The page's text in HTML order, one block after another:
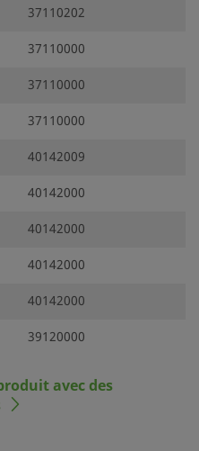
37110202
37110000
37110000
37110000
40142009
40142000
40142000
40142000
40142000
39120000
avec des